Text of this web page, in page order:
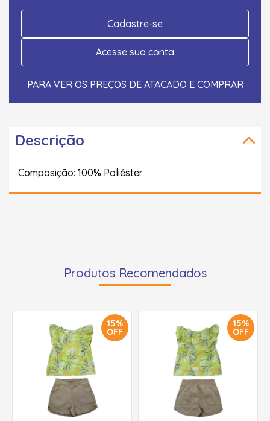
Cadastre-se
Acesse sua conta
PARA VER OS PREÇOS DE ATACADO E COMPRAR
Descrição
Composição: 100% Poliéster
Produtos Recomendados
15%
OFF
15%
OFF